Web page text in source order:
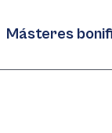
Másteres